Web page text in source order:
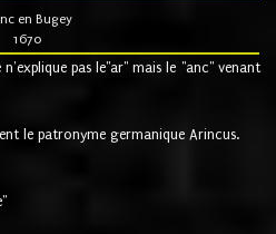
en Bugey
1670
pas le"ar" mais le "anc" venant
le patronyme germanique Arincus.